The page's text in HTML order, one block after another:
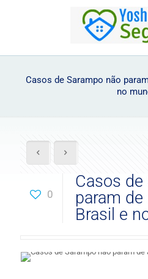
Casos de Sarampo não
no
0
Casos de
param
Brasil e